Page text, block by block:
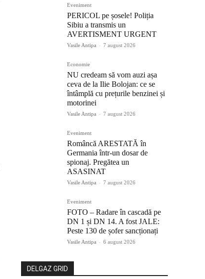
Eveniment
PERICOL pe șosele! Poliția
Sibiu a transmis un
AVERTISMENT URGENT
Vasile Antipa - 7 august 2026
Economie
NU credeam să vom auzi așa
ceva de la Ilie Bolojan: ce se
întâmplă cu prețurile benzinei și
motorinei
Vasile Antipa - 7 august 2026
Eveniment
Româncă ARESTATĂ în
Germania într-un dosar de
spionaj. Pregătea un
ASASINAT
Vasile Antipa - 7 august 2026
Eveniment
FOTO – Radare în cascadă pe
DN 1 și DN 14. A fost JALE:
Peste 130 de șofer sancționați
Vasile Antipa - 6 august 2026
DELGAZ GRID